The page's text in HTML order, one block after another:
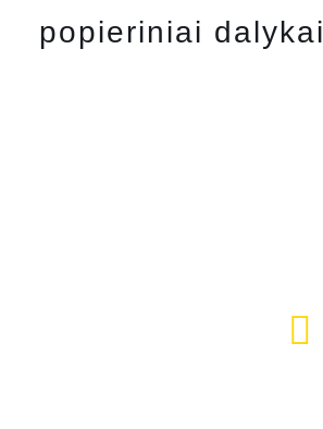
popieriniai dalykai